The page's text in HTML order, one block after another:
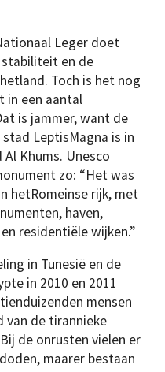
Leger doet
stabiliteit en de
Toch is het nog
in een aantal
is jammer, want de
LeptisMagna is in
Khums. Unesco
zo: “Het was
hetRomeinse rijk, met
haven,
residentiële wijken.”
in Tunesië en de
in 2010 en 2011
mensen
van de tirannieke
de onrusten vielen er
maarer bestaan